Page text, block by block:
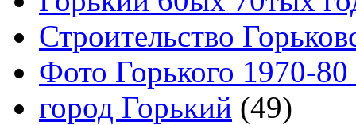
Строительство
Фото Горького 1970-80
город Горький (49)